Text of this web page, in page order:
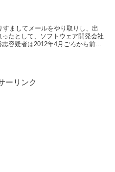
ましてメールをやり取りし、出
たとして、ソフトウェア開発会社
容疑者は2012年4月ごろから前田
ーリンク